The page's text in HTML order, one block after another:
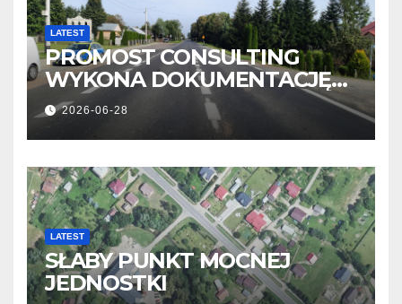
LATEST
PROMOST CONSULTING
WYKONA DOKUMENTACJĘ
OBWODNICY NOWOSIELEC I
PISAROWIEC
2026-06-28
LATEST
SŁABY PUNKT MOCNEJ
JEDNOSTKI